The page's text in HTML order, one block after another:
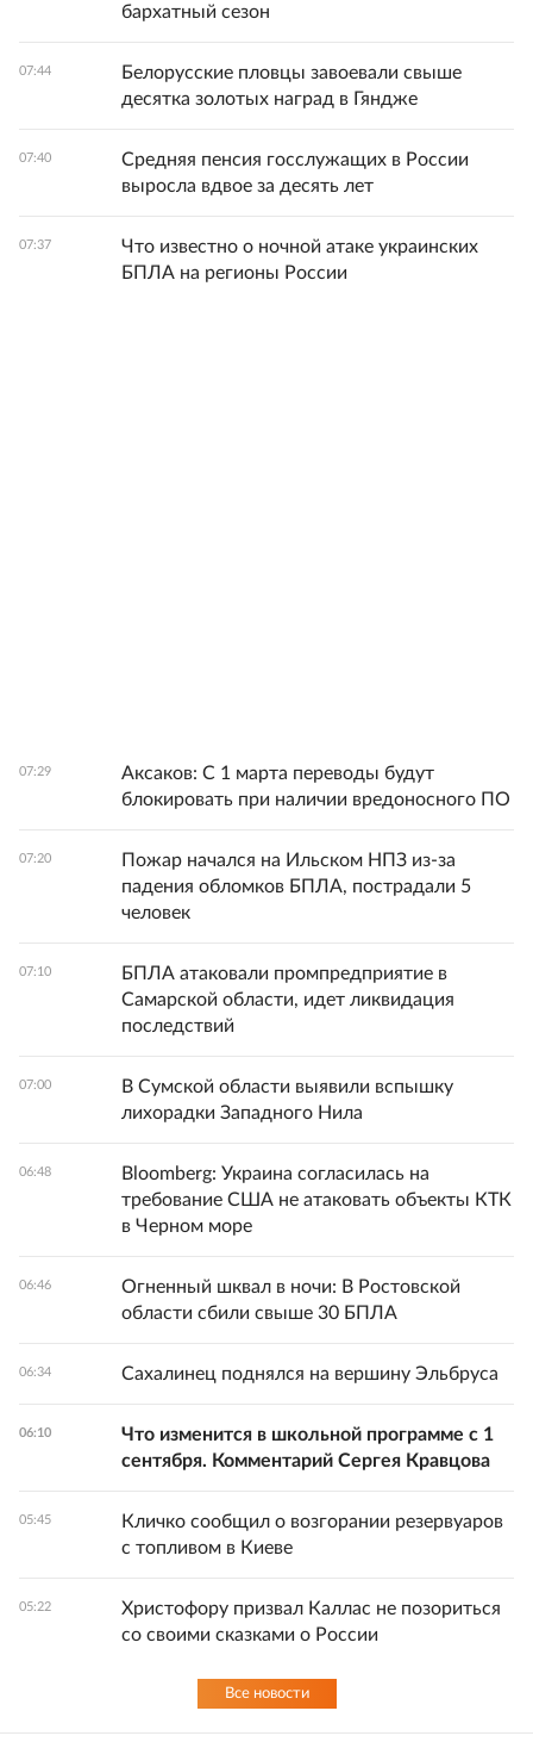
бархатный сезон
07:44
Белорусские пловцы завоевали свыше
десятка золотых наград в Гяндже
07:40
Средняя пенсия госслужащих в России
выросла вдвое за десять лет
07:37
Что известно о ночной атаке украинских
БПЛА на регионы России
07:29
Аксаков: С 1 марта переводы будут
блокировать при наличии вредоносного ПО
07:20
Пожар начался на Ильском НПЗ из-за
падения обломков БПЛА, пострадали 5
человек
07:10
БПЛА атаковали промпредприятие в
Самарской области, идет ликвидация
последствий
07:00
В Сумской области выявили вспышку
лихорадки Западного Нила
06:48
Bloomberg: Украина согласилась на
требование США не атаковать объекты КТК
в Черном море
06:46
Огненный шквал в ночи: В Ростовской
области сбили свыше 30 БПЛА
06:34 Сахалинец поднялся на вершину Эльбруса
06:10
Что изменится в школьной программе с 1
сентября. Комментарий Сергея Кравцова
05:45
Кличко сообщил о возгорании резервуаров
с топливом в Киеве
05:22
Христофору призвал Каллас не позориться
со своими сказками о России
Все новости